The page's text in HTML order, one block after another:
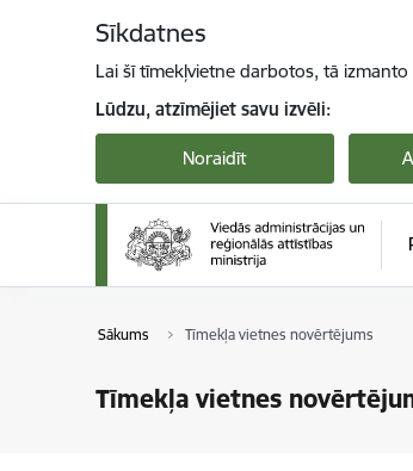
Sīkdatnes
Lai šī tīmekļvietne darbotos, tā
Lūdzu, atzīmējiet savu izvēli:
Noraidīt
Sākums Tīmekļa vietnes novērtējums
Tīmekļa vietnes